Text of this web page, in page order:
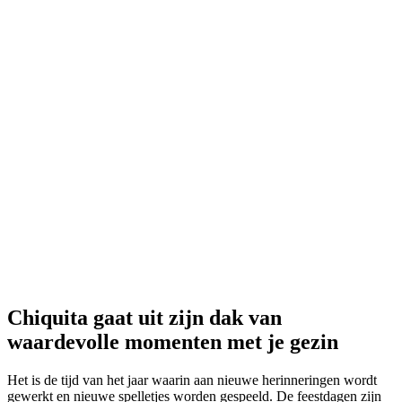
Chiquita gaat uit zijn dak van
waardevolle momenten met je gezin
Het is de tijd van het jaar waarin aan nieuwe herinneringen wordt
gewerkt en nieuwe spelletjes worden gespeeld. De feestdagen zijn